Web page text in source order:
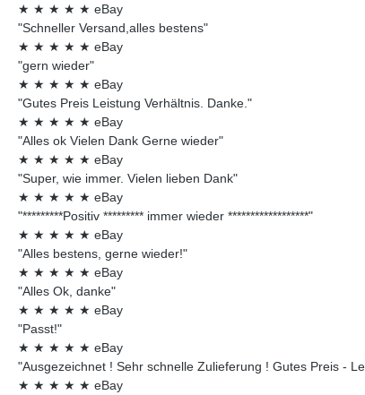
★ ★ ★ ★ ★ eBay
"Schneller Versand,alles bestens"
★ ★ ★ ★ ★ eBay
"gern wieder"
★ ★ ★ ★ ★ eBay
"Gutes Preis Leistung Verhältnis. Danke."
★ ★ ★ ★ ★ eBay
"Alles ok Vielen Dank Gerne wieder"
★ ★ ★ ★ ★ eBay
"Super, wie immer. Vielen lieben Dank"
★ ★ ★ ★ ★ eBay
"*********Positiv ********* immer wieder ******************"
★ ★ ★ ★ ★ eBay
"Alles bestens, gerne wieder!"
★ ★ ★ ★ ★ eBay
"Alles Ok, danke"
★ ★ ★ ★ ★ eBay
"Passt!"
★ ★ ★ ★ ★ eBay
"Ausgezeichnet ! Sehr schnelle Zulieferung ! Gutes Preis -
★ ★ ★ ★ ★ eBay